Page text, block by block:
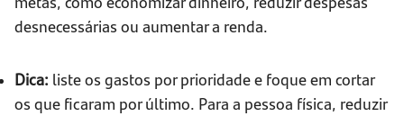
desnecessárias ou aumentar a renda.
Dica: liste os gastos por prioridade e foque em cortar
os que ficaram por último. Para a pessoa física, reduzir